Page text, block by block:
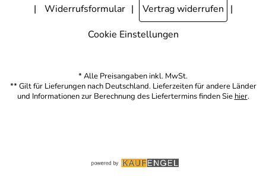
Widerrufsformular
Vertrag widerrufen
Cookie Einstellungen
* Alle Preisangaben inkl. MwSt.
** Gilt für Lieferungen nach Deutschland. Lieferzeiten für andere Länder
und Informationen zur Berechnung des Liefertermins finden Sie hier.